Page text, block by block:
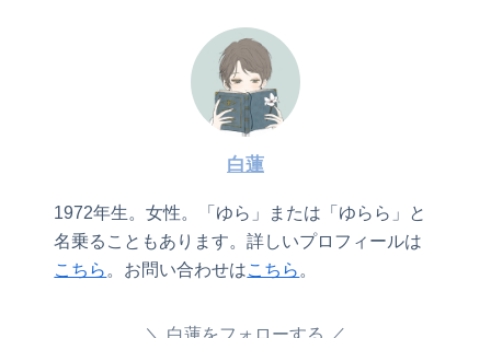
白蓮
1972年生。女性。「ゆら」または「ゆらら」と
名乗ることもあります。詳しいプロフィールは
こちら 。お問い合わせはこちら 。